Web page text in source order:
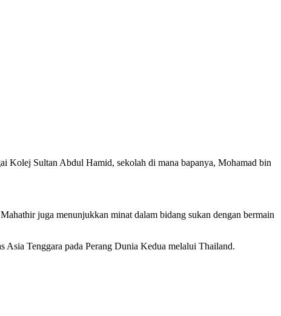
Kolej Sultan Abdul Hamid, sekolah di mana bapanya, Mohamad bin
juga menunjukkan minat dalam bidang sukan dengan bermain
Asia Tenggara pada Perang Dunia Kedua melalui Thailand.